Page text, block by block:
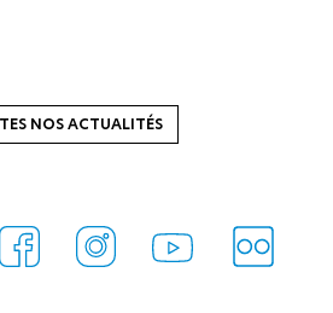
NOS ACTUALITÉS
FacebookInstagramYoutube